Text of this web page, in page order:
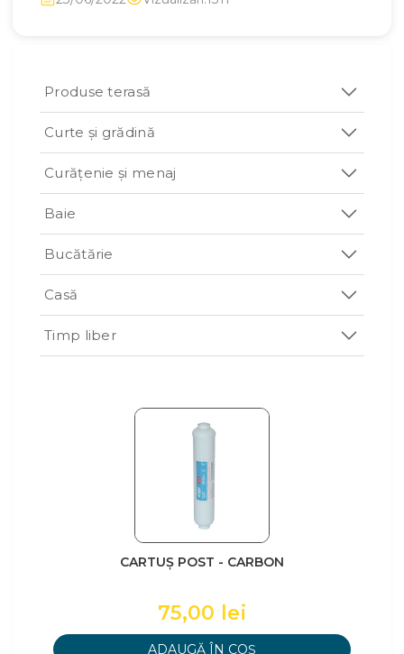
Produse terasă
Curte și grădină
Curățenie și menaj
Baie
Bucătărie
Casă
Timp liber
CARTUȘ POST - CARBON
75,00 lei
ADAUGĂ ÎN COȘ